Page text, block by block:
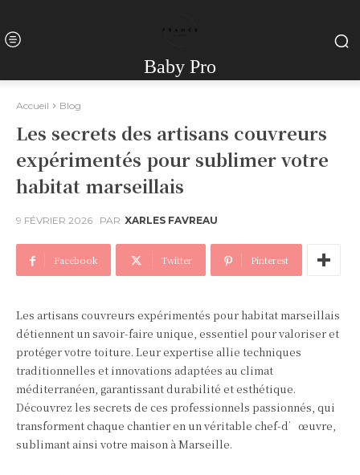
Baby Pro
Accueil Blog
Les secrets des artisans couvreurs
expérimentés pour sublimer votre
habitat marseillais
9 FÉVRIER 2026 PAR XARLES FAVREAU
Facebook Twitter Pinterest
Les artisans couvreurs expérimentés pour habitat marseillais
détiennent un savoir-faire unique, essentiel pour valoriser et
protéger votre toiture. Leur expertise allie techniques
traditionnelles et innovations adaptées au climat
méditerranéen, garantissant durabilité et esthétique.
Découvrez les secrets de ces professionnels passionnés, qui
transforment chaque chantier en un véritable chef-d’œuvre,
sublimant ainsi votre maison à Marseille.